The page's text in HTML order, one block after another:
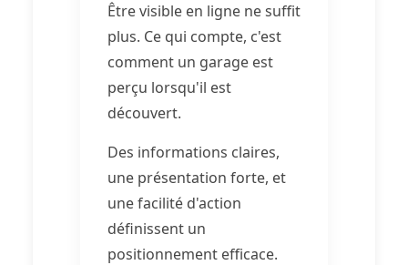
Être visible en ligne ne suffit
plus. Ce qui compte, c'est
comment un garage est
perçu lorsqu'il est
découvert.
Des informations claires,
une présentation forte, et
une facilité d'action
définissent un
positionnement efficace.